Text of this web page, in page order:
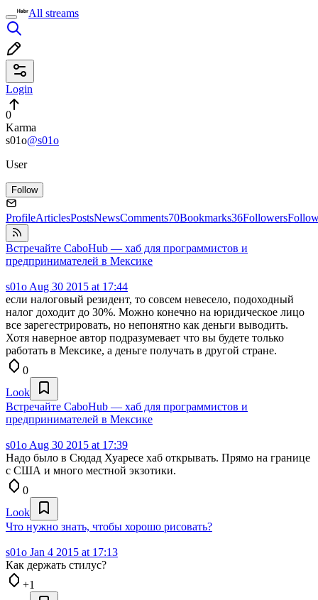
All streams
Login
0
Karma
s01o@s01o
User
Follow
ProfileArticlesPostsNewsComments70Bookmarks36Followers
Встречайте CaboHub — хаб для программистов и
предпринимателей в Мексике
s01o Aug 30 2015 at 17:44
если налоговый резидент, то совсем невесело, подоходный
налог доходит до 30%. Можно конечно на юридическое лицо
все зарегестрировать, но непонятно как деньги выводить.
Хотя наверное автор подразумевает что вы будете только
работать в Мексике, а деньге получать в другой стране.
0
Look
Встречайте CaboHub — хаб для программистов и
предпринимателей в Мексике
s01o Aug 30 2015 at 17:39
Надо было в Сюдад Хуаресе хаб открывать. Прямо на границе
с США и много местной экзотики.
0
Look
Что нужно знать, чтобы хорошо рисовать?
s01o Jan 4 2015 at 17:13
Как держать стилус?
+1